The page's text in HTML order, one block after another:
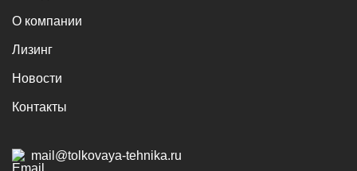
О компании
Лизинг
Новости
Контакты
mail@tolkovaya-tehnika.ru